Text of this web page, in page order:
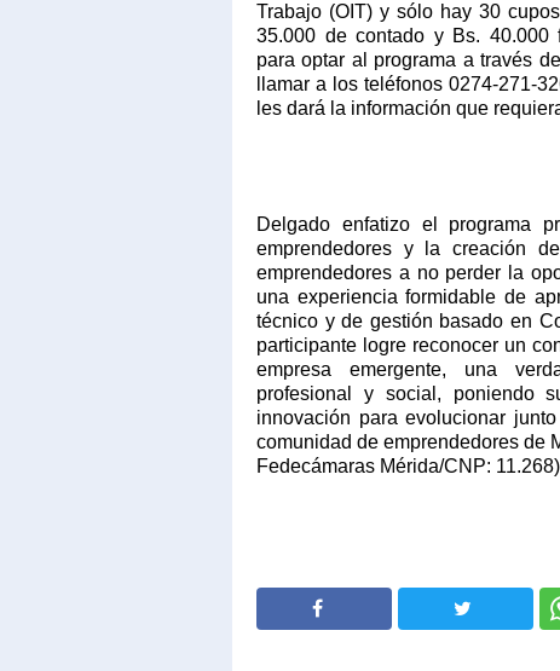
Trabajo (OIT) y sólo hay 30
35.000 de contado y Bs. 40.000
para optar al programa a través
llamar a los teléfonos 0274-271-
les dará la información que
Delgado enfatizo el programa
emprendedores y la creación
emprendedores a no perder la
una experiencia formidable de
técnico y de gestión basado en
participante logre reconocer un
empresa emergente, una
profesional y social, poniendo
innovación para evolucionar
comunidad de emprendedores de
Fedecámaras Mérida/CNP: